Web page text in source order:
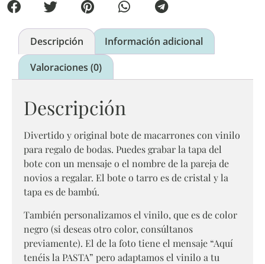
Descripción
Información adicional
Valoraciones (0)
Descripción
Divertido y original bote de macarrones con vinilo
para regalo de bodas. Puedes grabar la tapa del
bote con un mensaje o el nombre de la pareja de
novios a regalar. El bote o tarro es de cristal y la
tapa es de bambú.
También personalizamos el vinilo, que es de color
negro (si deseas otro color, consúltanos
previamente). El de la foto tiene el mensaje “Aquí
tenéis la PASTA” pero adaptamos el vinilo a tu